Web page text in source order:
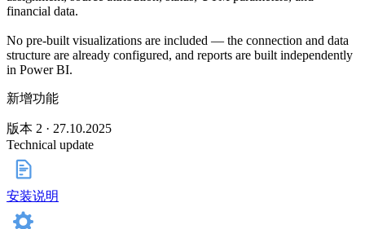
financial data.
No pre-built visualizations are included — the connection and data
structure are already configured, and reports are built independently
in Power BI.
新增功能
版本 2 · 27.10.2025
Technical update
安装说明